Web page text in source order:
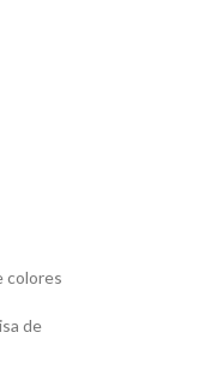
colores
de